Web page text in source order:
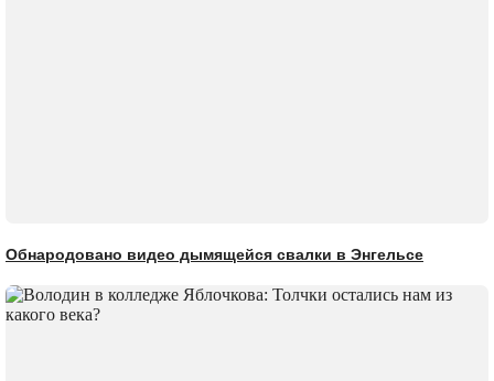
Обнародовано видео дымящейся свалки в Энгельсе